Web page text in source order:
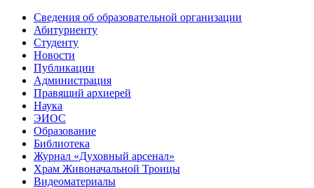
Сведения об образовательной организации
Абитуриенту
Студенту
Новости
Публикации
Администрация
Правящий архиерей
Наука
ЭИОС
Образование
Библиотека
Журнал «Духовный арсенал»
Храм Живоначальной Троицы
Видеоматериалы